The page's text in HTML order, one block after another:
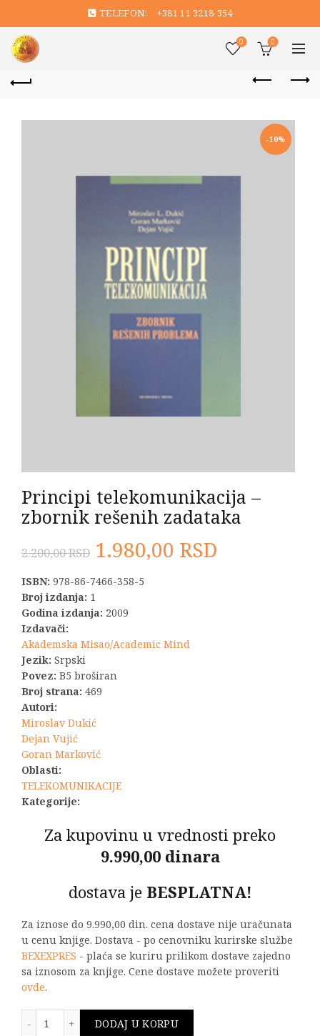
TELEFON: +381 11 3218-354
0 0
-10%
Principi telekomunikacija –
zbornik rešenih zadataka
2.200,00RSD Originalna
cena
je
bila:
2.200,00 RSD.
1.980,00 RSD
ISBN: 978-86-7466-358-5
Broj izdanja: 1
Godina izdanja: 2009
Izdavači:
Akademska Misao/Academic Mind
Jezik: Srpski
Povez: B5 broširan
Broj strana: 469
Autori:
Miroslav Dukić
Dejan Vujić
Goran Marković
Oblasti:
TELEKOMUNIKACIJE
Kategorije:
Za kupovinu u vrednosti preko
9.990,00 dinara
dostava je BESPLATNA!
Za iznose do 9.990,00 din. cena dostave nije uračunata
u cenu knjige. Dostava - po cenovniku kurirske službe
BEXEXPRES - plaća se kuriru prilikom dostave zajedno
sa iznosom za knjige. Cene dostave možete proveriti
ovde.
DODAJ U KORPU